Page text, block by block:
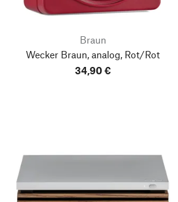
Braun
Wecker Braun, analog, Rot/Rot
34,90 €